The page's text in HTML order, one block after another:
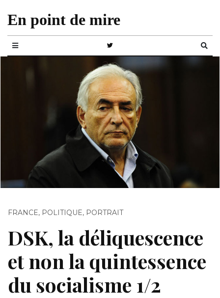
En point de mire
FRANCE, POLITIQUE, PORTRAIT
DSK, la déliquescence
et non la quintessence
du socialisme 1/2